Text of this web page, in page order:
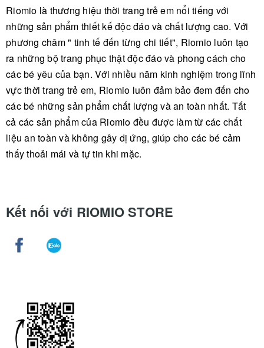
Riomio là thương hiệu thời trang trẻ em nổi tiếng với
những sản phẩm thiết kế độc đáo và chất lượng cao. Với
phương châm " tinh tế đến từng chi tiết", Riomio luôn tạo
ra những bộ trang phục thật độc đáo và phong cách cho
các bé yêu của bạn. Với nhiều năm kinh nghiệm trong lĩnh
vực thời trang trẻ em, Riomio luôn đảm bảo đem đến cho
các bé những sản phẩm chất lượng và an toàn nhất. Tất
cả các sản phẩm của Riomio đều được làm từ các chất
liệu an toàn và không gây dị ứng, giúp cho các bé cảm
thấy thoải mái và tự tin khi mặc.
Kết nối với RIOMIO STORE